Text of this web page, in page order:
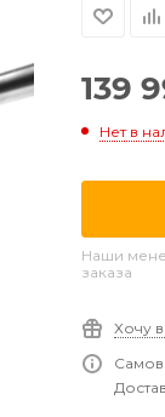
139
Нет в
Наши
заказа
Хочу